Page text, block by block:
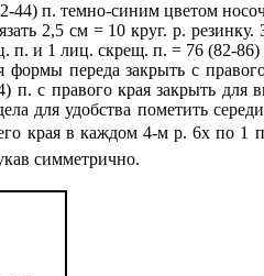
44) п. темно-синим цветом
2,5 см = 10 круг. р.
и 1 лиц. скрещ. п. = 76 (82-86)
переда закрыть с
п. с правого края закрыть
для удобства пометить
края в каждом 4-м р. 6х по
симметрично.